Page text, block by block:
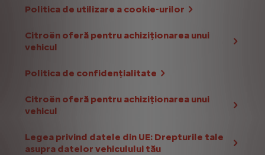
Politica de utilizare a cookie-urilor
Citroën oferă pentru achiziționarea unui
vehicul
Politica de confidențialitate
Citroën oferă pentru achiziționarea unui
vehicul
Legea privind datele din UE: Drepturile tale
asupra datelor vehiculului tău